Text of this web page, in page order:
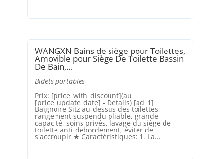
WANGXN Bains de siège pour Toilettes,
Amovible pour Siège De Toilette Bassin
De Bain,…
Bidets portables
Prix: [price_with_discount](au
[price_update_date] - Details) [ad_1]
Baignoire Sitz au-dessus des toilettes,
rangement suspendu pliable, grande
capacité, soins privés, lavage du siège de
toilette anti-débordement, éviter de
s'accroupir ★ Caractéristiques: 1. La...